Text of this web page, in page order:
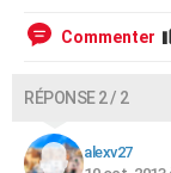
Commenter
RÉPONSE 2 / 2
alexv27